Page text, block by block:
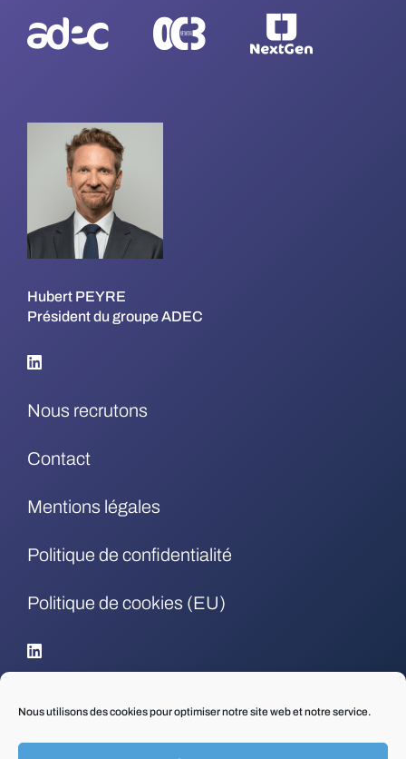
Nous utilisons des cookies pour optimiser notre site web et notre service.
Hubert PEYRE
Président du groupe ADEC
Nous recrutons
Contact
Mentions légales
Politique de confidentialité
Politique de cookies (EU)